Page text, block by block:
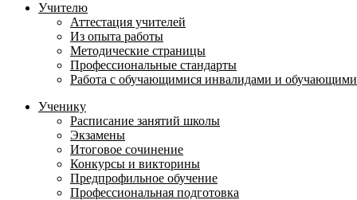
Учителю
Аттестация учителей
Из опыта работы
Методические страницы
Профессиональные стандарты
Работа с обучающимися инвалидами и
Ученику
Расписание занятий школы
Экзамены
Итоговое сочинение
Конкурсы и викторины
Предпрофильное обучение
Профессиональная подготовка